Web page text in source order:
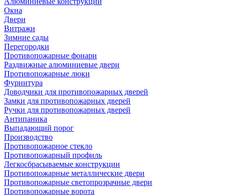
Окна
Двери
Витражи
Зимние сады
Перегородки
Противопожарные фонари
Раздвижные алюминиевые двери
Противопожарные люки
Фурнитура
Доводчики для противопожарных дверей
Замки для противопожарных дверей
Ручки для противопожарных дверей
Антипаника
Выпадающий порог
Производство
Противопожарное стекло
Противопожарный профиль
Легкосбрасываемые конструкции
Противопожарные металлические двери
Противопожарные светопрозрачные двери
Противопожарные ворота